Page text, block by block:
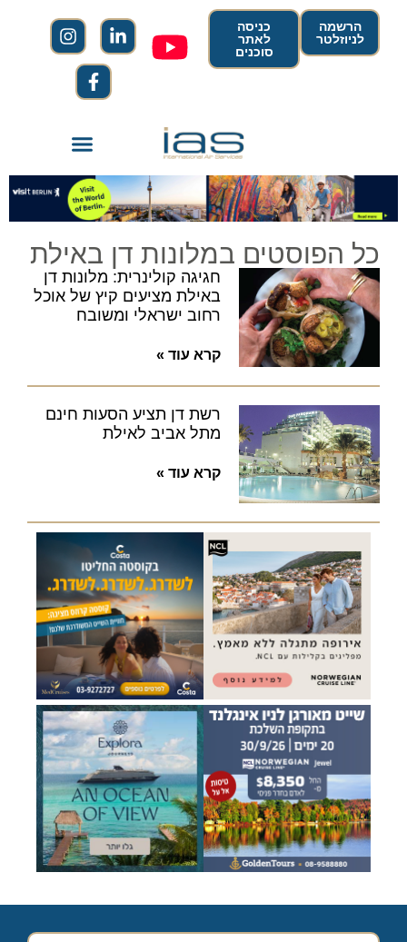
הרשמה
לניוזלטר
כניסה
לאתר
סוכנים
כל הפוסטים במלונות דן באילת
חגיגה קולינרית: מלונות דן
באילת מציעים קיץ של אוכל
רחוב ישראלי ומשובח
קרא עוד »
רשת דן תציע הסעות חינם
מתל אביב לאילת
קרא עוד »